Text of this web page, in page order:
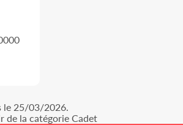
le 25/03/2026.
de la catégorie Cadet